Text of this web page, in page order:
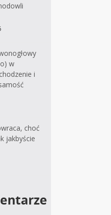
w
i
choć
jakbyście